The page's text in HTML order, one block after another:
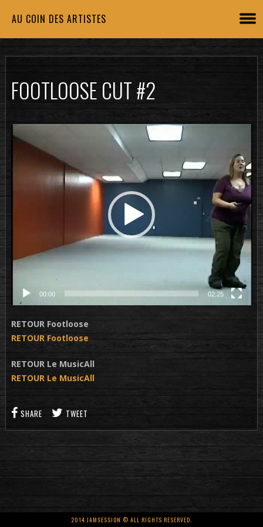
AU COIN DES ARTISTES
FOOTLOOSE CUT #2
Lecteur
vidéo
00:00 02:25
RETOUR Footloose
RETOUR Footloose
RETOUR Le MusicAll
RETOUR Le MusicAll
SHARE TWEET
2014 JAMSESSION © ALL RIGHTS RESERVED.